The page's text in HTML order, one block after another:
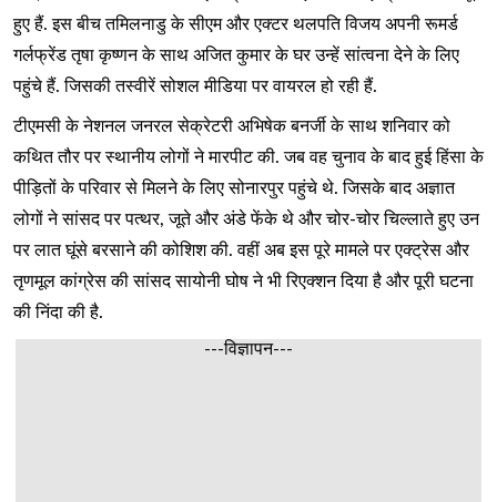
हुए हैं. इस बीच तमिलनाडु के सीएम और एक्टर थलपति विजय अपनी रूमर्ड
गर्लफ्रेंड तृषा कृष्णन के साथ अजित कुमार के घर उन्हें सांत्वना देने के लिए
पहुंचे हैं. जिसकी तस्वीरें सोशल मीडिया पर वायरल हो रही हैं.
टीएमसी के नेशनल जनरल सेक्रेटरी अभिषेक बनर्जी के साथ शनिवार को
कथित तौर पर स्थानीय लोगों ने मारपीट की. जब वह चुनाव के बाद हुई हिंसा के
पीड़ितों के परिवार से मिलने के लिए सोनारपुर पहुंचे थे. जिसके बाद अज्ञात
लोगों ने सांसद पर पत्थर, जूते और अंडे फेंके थे और चोर-चोर चिल्लाते हुए उन
पर लात घूंसे बरसाने की कोशिश की. वहीं अब इस पूरे मामले पर एक्ट्रेस और
तृणमूल कांग्रेस की सांसद सायोनी घोष ने भी रिएक्शन दिया है और पूरी घटना
की निंदा की है.
---विज्ञापन---